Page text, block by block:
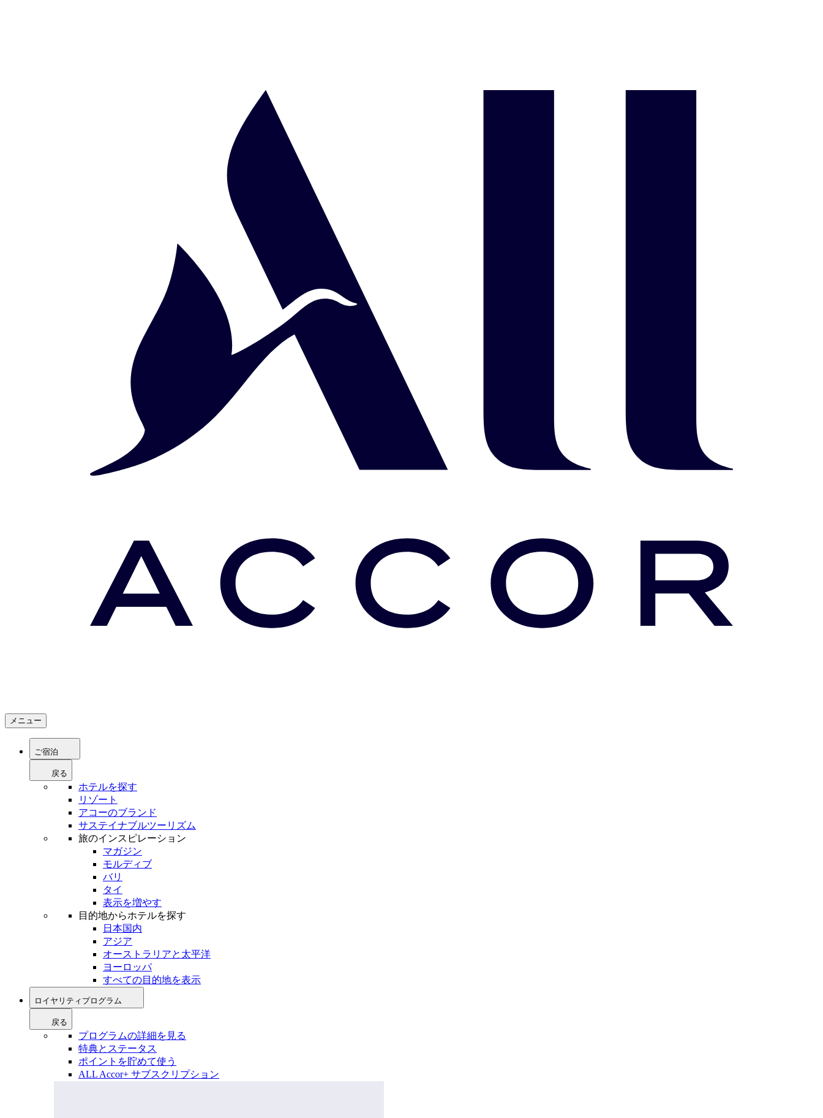
メニュー
ご宿泊
戻る
ホテルを探す
リゾート
アコーのブランド
サステイナブルツーリズム
旅のインスピレーション
マガジン
モルディブ
バリ
タイ
表示を増やす
目的地からホテルを探す
日本国内
アジア
オーストラリアと太平洋
ヨーロッパ
すべての目的地を表示
ロイヤリティプログラム
戻る
プログラムの詳細を見る
特典とステータス
ポイントを貯めて使う
ALL Accor+ サブスクリプション